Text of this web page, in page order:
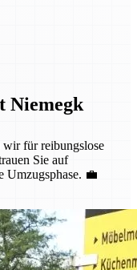
Niemegk
wir für reibungslose
Sie auf
Umzugsphase. 💼